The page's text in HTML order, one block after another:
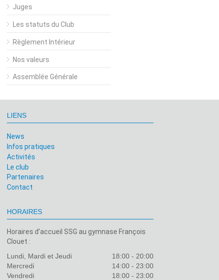
Juges
Les statuts du Club
Règlement Intérieur
Nos valeurs
Assemblée Générale
LIENS
News
Infos pratiques
Activités
Le club
Partenaires
Contact
HORAIRES
Horaires d’accueil SSG au gymnase François
Clouet :
Lundi, Mardi et Jeudi
18:00 - 20:00
Mercredi
14:00 - 23:00
Vendredi
18:00 - 23:00